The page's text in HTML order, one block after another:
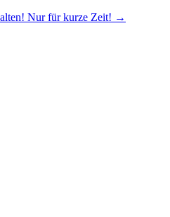
Nur für kurze Zeit! →